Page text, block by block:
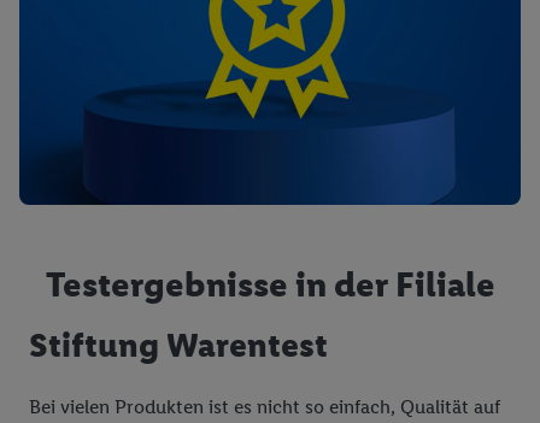
Testergebnisse in der Filiale
Stiftung Warentest
Bei vielen Produkten ist es nicht so einfach, Qualität auf